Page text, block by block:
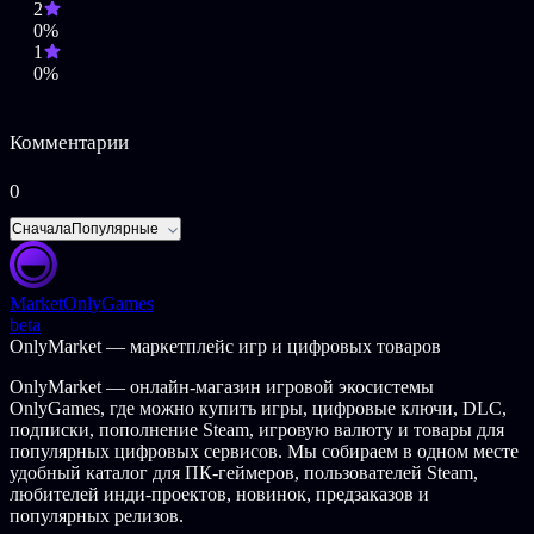
Четыре мира для исследования сквозь пространство И
время!
Уникальное повествование, что заставит вас спешить,
Открывайте новые истории с помощью прогрессии,
времени, пространства и логики.
В точности 4 250 собак. Гладить запрещено.
©2024, Perfectly Paranormal. Licensed by Yogscast Games
2
0%
1
0%
Комментарии
0
СначалаПопулярные
MarketOnlyGames
beta
OnlyMarket — маркетплейс игр и цифровых товаров
OnlyMarket — онлайн-магазин игровой экосистемы
OnlyGames, где можно купить игры, цифровые ключи, DLC,
подписки, пополнение Steam, игровую валюту и товары для
популярных цифровых сервисов. Мы собираем в одном месте
удобный каталог для ПК-геймеров, пользователей Steam,
любителей инди-проектов, новинок, предзаказов и
популярных релизов.